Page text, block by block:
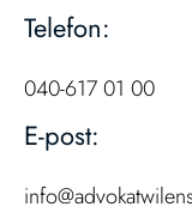
Telefon:
040-617 01 00
E-post: